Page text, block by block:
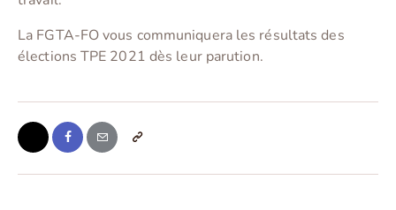
La FGTA-FO vous communiquera les résultats des
élections TPE 2021 dès leur parution.